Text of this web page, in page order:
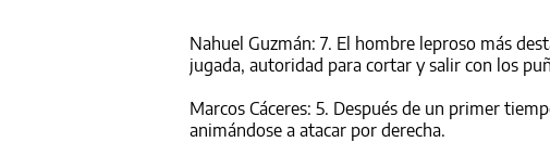
Nahuel Guzmán: 7. El hombre leproso más
jugada, autoridad para cortar y salir con los
Marcos Cáceres: 5. Después de un primer
animándose a atacar por derecha.